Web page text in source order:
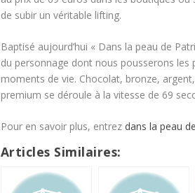
de subir un véritable lifting.
Baptisé aujourd’hui « Dans la peau de
du personnage dont nous pousserons
moments de vie. Chocolat, bronze,
premium se déroule à la vitesse de 69
Pour en savoir plus, entrez dans la peau
Articles Similaires: